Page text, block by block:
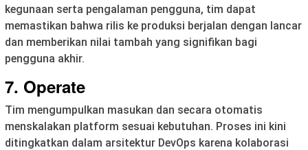
kegunaan serta pengalaman pengguna, tim dapat
memastikan bahwa rilis ke produksi berjalan dengan lancar
dan memberikan nilai tambah yang signifikan bagi
pengguna akhir.
7. Operate
Tim mengumpulkan masukan dan secara otomatis
menskalakan platform sesuai kebutuhan. Proses ini kini
ditingkatkan dalam arsitektur DevOps karena kolaborasi